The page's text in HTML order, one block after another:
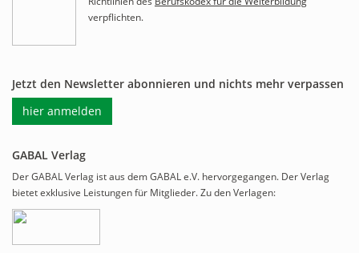
verpflichten.
Jetzt den Newsletter abonnieren und nichts mehr verpassen
hier anmelden
GABAL Verlag
Der GABAL Verlag ist aus dem GABAL e.V. hervorgegangen. Der Verlag
bietet exklusive Leistungen für Mitglieder. Zu den Verlagen: